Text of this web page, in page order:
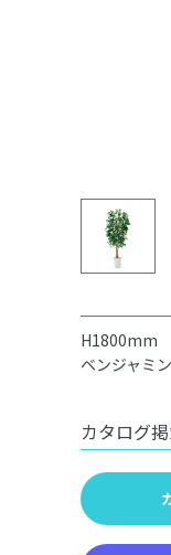
H1800mm
ベンジャミン
カタログ